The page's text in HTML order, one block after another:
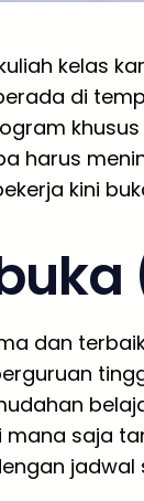
kelas
di
harus
kini
dan
saja
jadwal